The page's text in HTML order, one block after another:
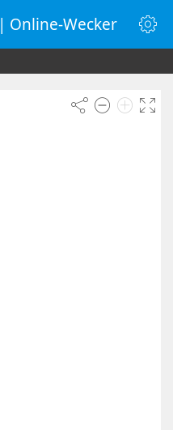
Online-Wecker